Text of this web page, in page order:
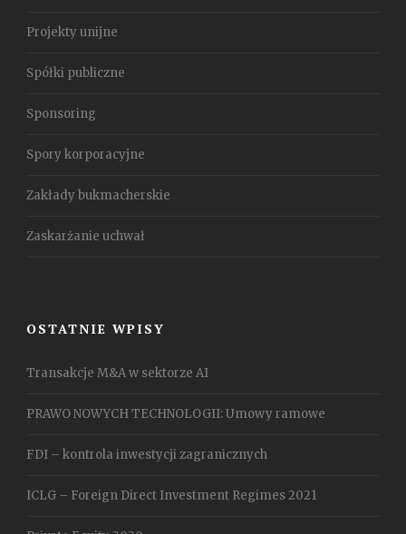
Projekty unijne
Spółki publiczne
Sponsoring
Spory korporacyjne
Zakłady bukmacherskie
Zaskarżanie uchwał
OSTATNIE WPISY
Transakcje M&A w sektorze AI
PRAWO NOWYCH TECHNOLOGII: Umowy ramowe
FDI – kontrola inwestycji zagranicznych
ICLG – Foreign Direct Investment Regimes 2021